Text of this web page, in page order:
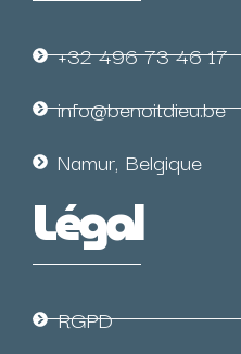
+32 496 73 46 17
info@benoitdieu.be
Namur, Belgique
Légal
RGPD